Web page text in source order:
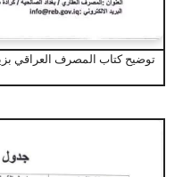
توضيح كتاب المصرف العراقي